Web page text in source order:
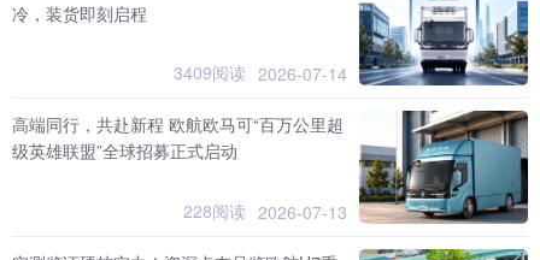
冷，装货即刻启程
3409阅读 2026-07-14
高端同行，共赴新程 欧航欧马可“百万公里超
级英雄联盟”全球招募正式启动
228阅读 2026-07-13